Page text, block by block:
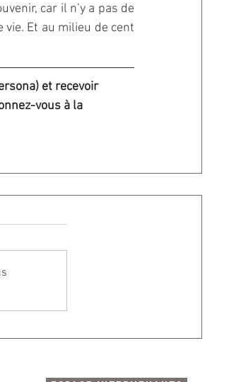
car il n’y a pas de
vie. Et au milieu de cent
et recevoir
vous à la